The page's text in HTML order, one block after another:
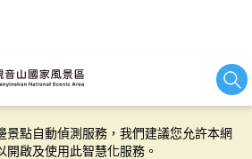
技術以持續優化網站服務，並有助於為
景點自動偵測服務，我們建議您允許本網
啟及使用此智慧化服務。